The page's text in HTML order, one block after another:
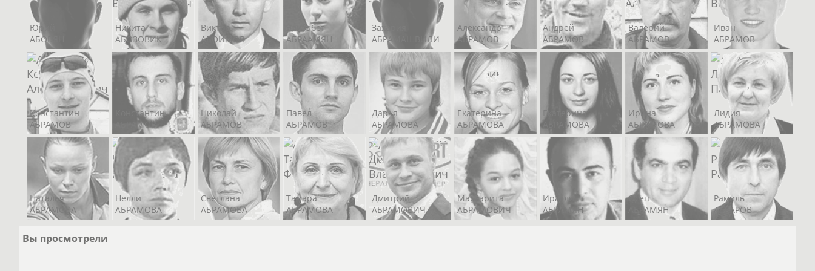
Юрий
АБОВЯН
Никита
АБОЗОВИК
Виктор
АБОИМОВ
Элизабет
АБРААМЯН
Захария
АБРАМАШВИЛИ
Александр
АБРАМОВ
Андрей
АБРАМОВ
Валерий
АБРАМОВ
Иван
АБРАМОВ
Константин
АБРАМОВ
Константин
АБРАМОВ
Николай
АБРАМОВ
Павел
АБРАМОВ
Дарья
АБРАМОВА
Екатерина
АБРАМОВА
Екатерина
АБРАМОВА
Ирина
АБРАМОВА
Лидия
АБРАМОВА
Наталья
АБРАМОВА
Нелли
АБРАМОВА
Светлана
АБРАМОВА
Тамара
АБРАМОВА
Дмитрий
АБРАМОВИЧ
Маргарита
АБРАМОВИЧ
Иракли
АБРАМЯН
Осеп
АБРАМЯН
Рамиль
АБРАРОВ
Вы просмотрели
Евгений
БЕЛОВ
Роберт
ЗАКИРОВ
Егор
УСАЧЕВ
Артем
НЕКРАСОВ
Александр
ОВЧИННИКОВ
Алан
ОСТАЕВ
Роман
САФИУЛЛИН
Константин
ИВЛИЕВ
София
ИЛЬТЕРЯКОВА